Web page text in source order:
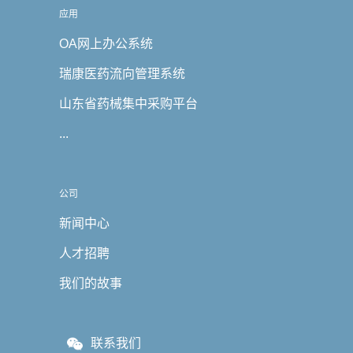
应用
OA网上办公系统
瑞康医药流向管理系统
山东省药械集中采购平台
...
公司
新闻中心
人才招聘
我们的故事
联系我们